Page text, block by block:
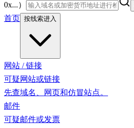
0x...）
首页 按线索进入
网站 / 链接
可疑网站或链接
先查域名、网页和仿冒站点。
邮件
可疑邮件或发票